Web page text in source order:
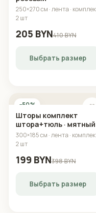
Шторы блэкаут ·
розовый
250×270 см · лента · комплект
2 шт
205 BYN
Выбрать размер